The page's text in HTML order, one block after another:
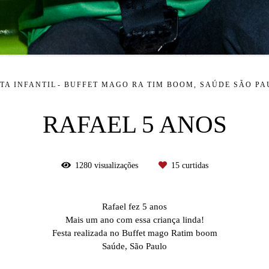
INFANTIL BUFFET MAGO RA TIM BOOM, SAÚDE SÃO
RAFAEL 5 ANOS
1280visualizações 15curtidas
Rafael fez 5 anos
Mais um ano com essa criança linda!
Festa realizada no Buffet mago Ratim boom
Saúde, São Paulo